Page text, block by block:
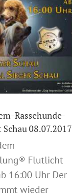
Rassehunde-
08.07.2017
Flutlicht
16:00 Uhr Der
wieder